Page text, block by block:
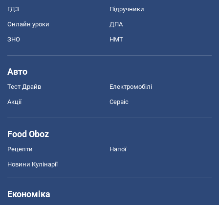
ГДЗ Підручники
Онлайн уроки ДПА
ЗНО НМТ
Авто
Тест Драйв Електромобілі
Акції Сервіс
Food Oboz
Рецепти Напої
Новини Кулінарії
Економіка